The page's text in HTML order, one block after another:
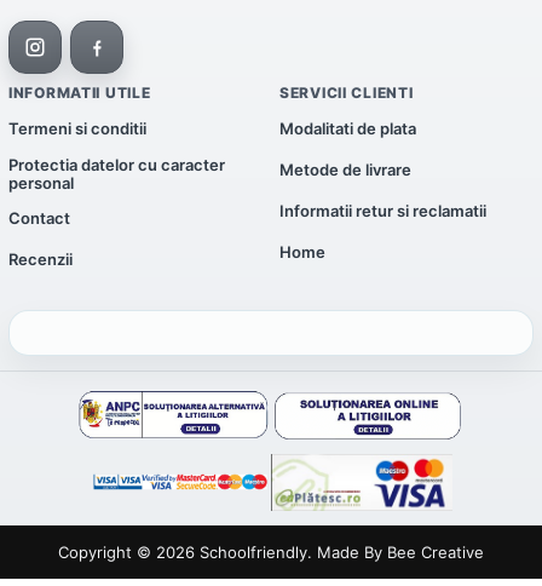
INFORMATII UTILE
Termeni si conditii
Protectia datelor cu caracter
personal
Contact
Recenzii
SERVICII CLIENTI
Modalitati de plata
Metode de livrare
Informatii retur si reclamatii
Home
Copyright © 2026 Schoolfriendly. Made By Bee Creative